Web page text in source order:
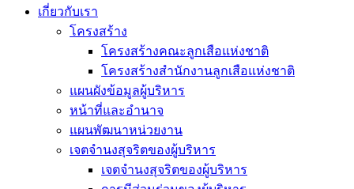
เกี่ยวกับเรา
โครงสร้าง
โครงสร้างคณะลูกเสือแห่งชาติ
โครงสร้างสำนักงานลูกเสือแห่งชาติ
แผนผังข้อมูลผู้บริหาร
หน้าที่และอำนาจ
แผนพัฒนาหน่วยงาน
เจตจำนงสุจริตของผู้บริหาร
เจตจำนงสุจริตของผู้บริหาร